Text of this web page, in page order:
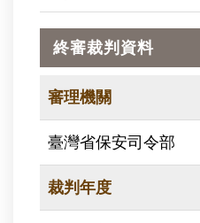
終審裁判資料
審理機關
臺灣省保安司令部
裁判年度